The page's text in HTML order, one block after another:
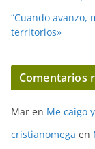
“Cuando avanzo,
territorios»
Comentarios
Mar en Me caigo
cristianomega en